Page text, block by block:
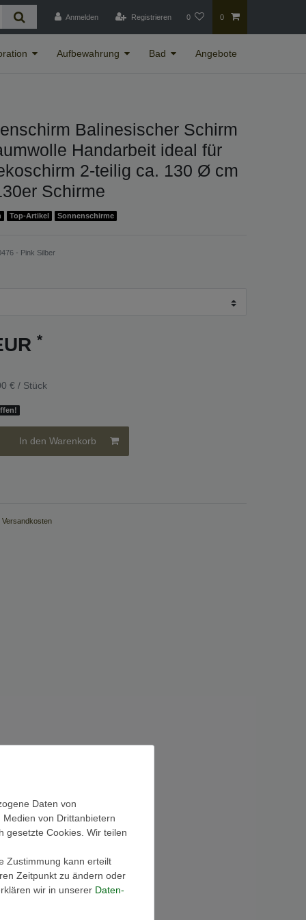
Anmelden Registrieren 0 0
Aufbewahrung Bad Angebote
Balinesischer Schirm
Handarbeit ideal für
2-teilig ca. 130 Ø cm
Schirme
Top-Artikel Sonnenschirme
- Pink Silber
*
€ / Stück
In den Warenkorb
Versandkosten
Daten von
von Drittanbietern
gesetzte Cookies. Wir teilen
Zustimmung kann erteilt
Zeitpunkt zu ändern oder
wir in unserer Daten­